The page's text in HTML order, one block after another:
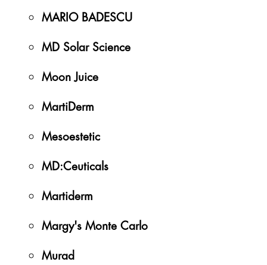
MARIO BADESCU
MD Solar Science
Moon Juice
MartiDerm
Mesoestetic
MD:Ceuticals
Martiderm
Margy's Monte Carlo
Murad